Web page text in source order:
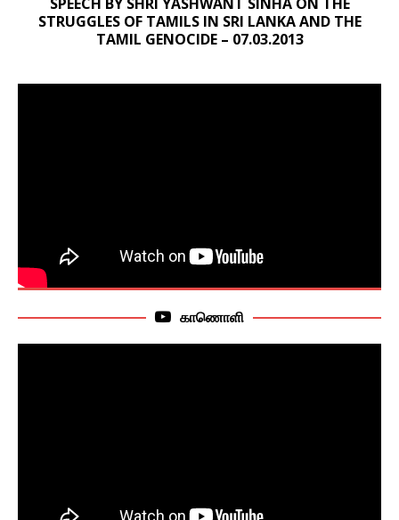
STRUGGLES OF TAMILS IN SRI LANKA AND THE
TAMIL GENOCIDE – 07.03.2013
காணொளி